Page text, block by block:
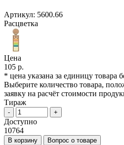
Артикул: 5600.66
Расцветка
Цена
105 р.
* цена указана за единицу товара
Выберите количество товара,
заявку на расчёт стоимости
Тираж
- +
Доступно
10764
В корзину Вопрос о товаре